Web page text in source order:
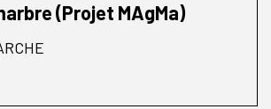
(Projet MAgMa)